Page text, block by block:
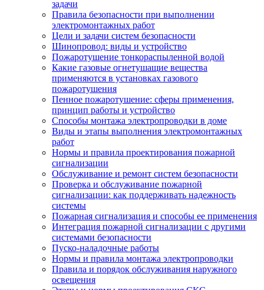
задачи
Правила безопасности при выполнении
электромонтажных работ
Цели и задачи систем безопасности
Шинопровод: виды и устройство
Пожаротушение тонкораспыленной водой
Какие газовые огнетушащие вещества
применяются в установках газового
пожаротушения
Пенное пожаротушение: сферы применения,
принцип работы и устройство
Способы монтажа электропроводки в доме
Виды и этапы выполнения электромонтажных
работ
Нормы и правила проектирования пожарной
сигнализации
Обслуживание и ремонт систем безопасности
Проверка и обслуживание пожарной
сигнализации: как поддерживать надежность
системы
Пожарная сигнализация и способы ее применения
Интеграция пожарной сигнализации с другими
системами безопасности
Пуско-наладочные работы
Нормы и правила монтажа электропроводки
Правила и порядок обслуживания наружного
освещения